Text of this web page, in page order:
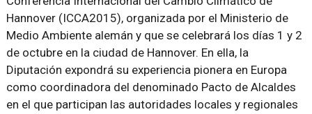
Hannover (ICCA2015), organizada por el Ministerio de
Medio Ambiente alemán y que se celebrará los días 1 y 2
de octubre en la ciudad de Hannover. En ella, la
Diputación expondrá su experiencia pionera en Europa
como coordinadora del denominado Pacto de Alcaldes
en el que participan las autoridades locales y regionales